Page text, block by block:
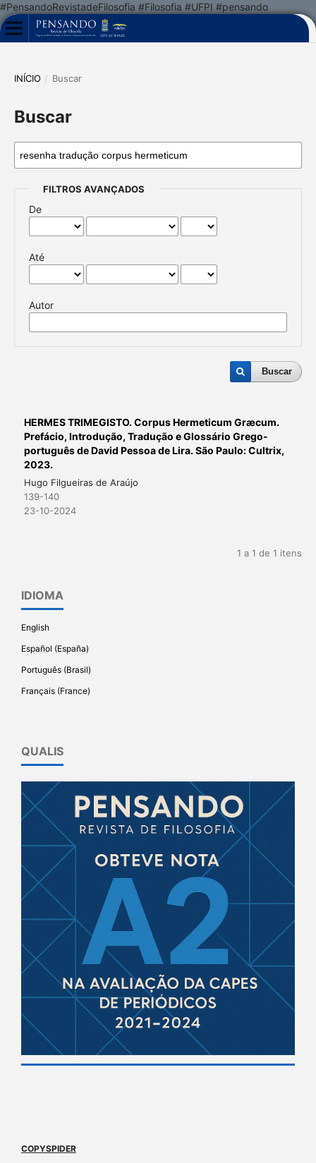
#PensandoRevistadeFilosofia #Filosofia #UFPI #pensando
INÍCIO / Buscar
Buscar
FILTROS AVANÇADOS
De
Até
Autor
Buscar
HERMES TRIMEGISTO. Corpus Hermeticum Græcum.
Prefácio, Introdução, Tradução e Glossário Grego-
português de David Pessoa de Lira. São Paulo: Cultrix,
2023.
Hugo Filgueiras de Araújo
139-140
23-10-2024
1 a 1 de 1 itens
IDIOMA
English
Español (España)
Português (Brasil)
Français (France)
QUALIS
COPYSPIDER